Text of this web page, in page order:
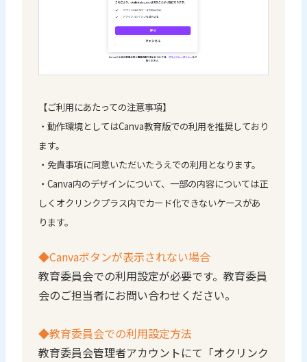
【ご利用にあたっての注意事項】
・動作環境としてはCanva教育版での利用を推奨しており
ます。
・免責事項に同意いただいたうえでの利用となります。
・Canva内のデザインについて、一部の内容については正
しくオクリンクプラス内でカード化できないケースがあ
ります。
◆Canvaボタンが表示されない場合
教育委員会での利用設定が必要です。教育委員
会のご担当者にお問い合わせください。
◆教育委員会での利用設定方法
教育委員会管理者アカウントにて「オクリンク